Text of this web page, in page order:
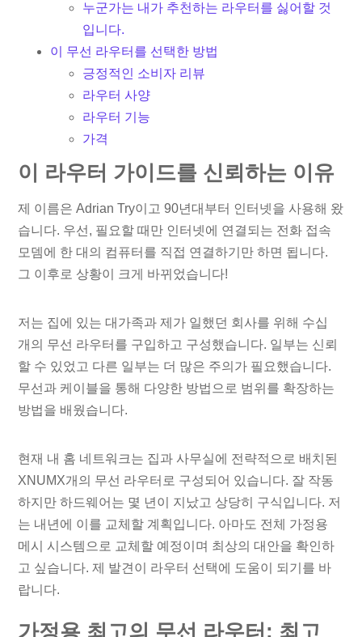
누군가는 내가 추천하는 라우터를 싫어할 것
입니다.
이 무선 라우터를 선택한 방법
긍정적인 소비자 리뷰
라우터 사양
라우터 기능
가격
이 라우터 가이드를 신뢰하는 이유
제 이름은 Adrian Try이고 90년대부터 인터넷을 사용해 왔
습니다. 우선, 필요할 때만 인터넷에 연결되는 전화 접속
모뎀에 한 대의 컴퓨터를 직접 연결하기만 하면 됩니다.
그 이후로 상황이 크게 바뀌었습니다!
저는 집에 있는 대가족과 제가 일했던 회사를 위해 수십
개의 무선 라우터를 구입하고 구성했습니다. 일부는 신뢰
할 수 있었고 다른 일부는 더 많은 주의가 필요했습니다.
무선과 케이블을 통해 다양한 방법으로 범위를 확장하는
방법을 배웠습니다.
현재 내 홈 네트워크는 집과 사무실에 전략적으로 배치된
XNUMX개의 무선 라우터로 구성되어 있습니다. 잘 작동
하지만 하드웨어는 몇 년이 지났고 상당히 구식입니다. 저
는 내년에 이를 교체할 계획입니다. 아마도 전체 가정용
메시 시스템으로 교체할 예정이며 최상의 대안을 확인하
고 싶습니다. 제 발견이 라우터 선택에 도움이 되기를 바
랍니다.
가정용 최고의 무선 라우터: 최고